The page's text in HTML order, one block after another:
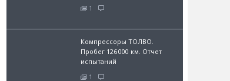
1
Компрессоры ТОЛВО.
Пробег 126 000 км. Отчет
испытаний
1